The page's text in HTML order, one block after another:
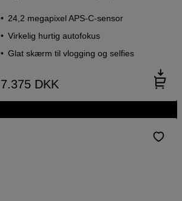
24,2 megapixel APS-C-sensor
Virkelig hurtig autofokus
Glat skærm til vlogging og selfies
7.375 DKK